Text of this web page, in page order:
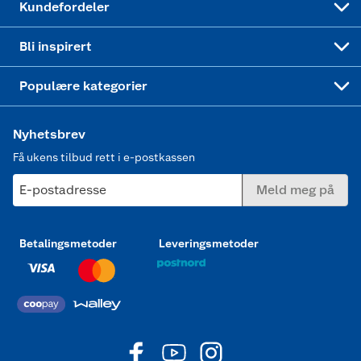
Kundefordeler
Bli inspirert
Populære kategorier
Nyhetsbrev
Få ukens tilbud rett i e-postkassen
E-postadresse Meld meg på
Betalingsmetoder Leveringsmetoder